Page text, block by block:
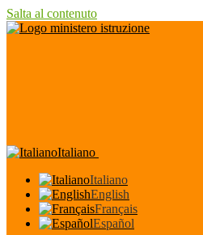
Salta al contenuto
Italiano
Italiano
English
Français
Español